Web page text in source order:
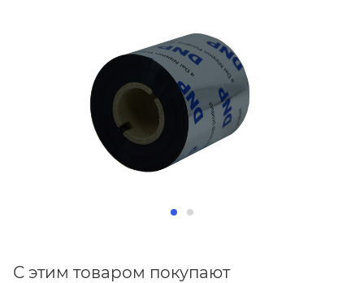
С этим товаром покупают